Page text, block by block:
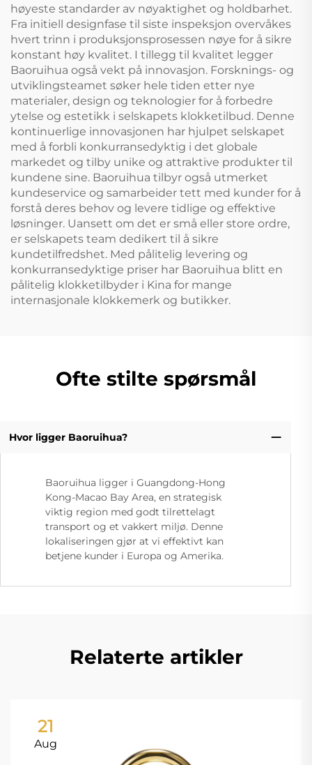
høyeste standarder av nøyaktighet og holdbarhet.
Fra initiell designfase til siste inspeksjon overvåkes
hvert trinn i produksjonsprosessen nøye for å sikre
konstant høy kvalitet. I tillegg til kvalitet legger
Baoruihua også vekt på innovasjon. Forsknings- og
utviklingsteamet søker hele tiden etter nye
materialer, design og teknologier for å forbedre
ytelse og estetikk i selskapets klokketilbud. Denne
kontinuerlige innovasjonen har hjulpet selskapet
med å forbli konkurransedyktig i det globale
markedet og tilby unike og attraktive produkter til
kundene sine. Baoruihua tilbyr også utmerket
kundeservice og samarbeider tett med kunder for å
forstå deres behov og levere tidlige og effektive
løsninger. Uansett om det er små eller store ordre,
er selskapets team dedikert til å sikre
kundetilfredshet. Med pålitelig levering og
konkurransedyktige priser har Baoruihua blitt en
pålitelig klokketilbyder i Kina for mange
internasjonale klokkemerk og butikker.
Ofte stilte spørsmål
Hvor ligger Baoruihua?
Baoruihua ligger i Guangdong-Hong
Kong-Macao Bay Area, en strategisk
viktig region med godt tilrettelagt
transport og et vakkert miljø. Denne
lokaliseringen gjør at vi effektivt kan
betjene kunder i Europa og Amerika.
Relaterte artikler
21
Aug